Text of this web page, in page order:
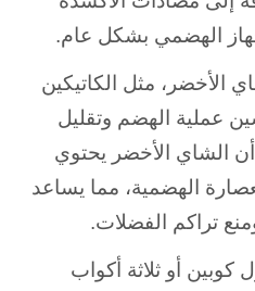
الهضمي بشكل عام.
الأخضر، مثل الكاتيكين
عملية الهضم وتقليل
أن الشاي الأخضر يحتوي
الهضمية، مما يساعد
تراكم الفضلات.
كوبين أو ثلاثة أكواب